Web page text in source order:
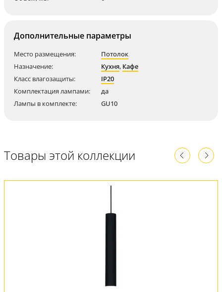
Дополнительные параметры
Место размещения:
Потолок
Назначение:
Кухня, Кафе
Класс влагозащиты:
IP20
Комплектация лампами:
да
Лампы в комплекте:
GU10
Товары этой коллекции